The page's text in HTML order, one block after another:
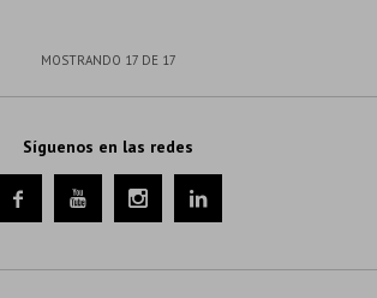
MOSTRANDO 17DE 17
Síguenos en las redes
   